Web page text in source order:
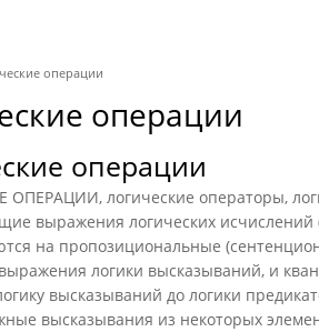
операции
операции
операции
логические операторы,
выражения логических исчислений
на пропозициональные
логики высказываний, и
высказываний до логики
высказывания из некоторых